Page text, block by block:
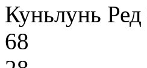
Куньлунь Ред
68